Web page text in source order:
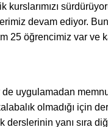
devam ediyor.
25 öğrencimiz var ve
uygulamadan
olmadığı için
derslerinin yanı sıra